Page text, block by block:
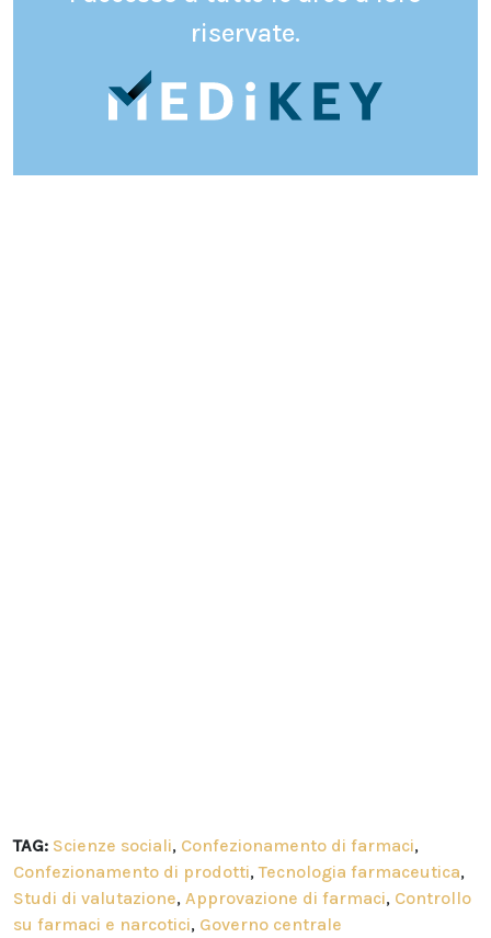
riservate.
TAG: Scienze sociali, Confezionamento di farmaci,
Confezionamento di prodotti,Tecnologia farmaceutica,
Studi di valutazione, Approvazione di farmaci, Controllo
su farmaci e narcotici, Governo centrale